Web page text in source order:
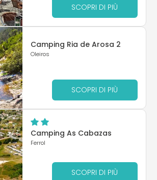
SCOPRI DI PIÙ
Camping Ria de Arosa 2
Oleiros
SCOPRI DI PIÙ
Camping As Cabazas
Ferrol
SCOPRI DI PIÙ